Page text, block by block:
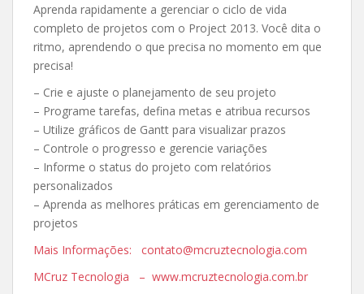
Aprenda rapidamente a gerenciar o ciclo de vida
completo de projetos com o Project 2013. Você dita o
ritmo, aprendendo o que precisa no momento em que
precisa!
– Crie e ajuste o planejamento de seu projeto
– Programe tarefas, defina metas e atribua recursos
– Utilize gráficos de Gantt para visualizar prazos
– Controle o progresso e gerencie variações
– Informe o status do projeto com relatórios
personalizados
– Aprenda as melhores práticas em gerenciamento de
projetos
Mais Informações: contato@mcruztecnologia.com
MCruz Tecnologia – www.mcruztecnologia.com.br